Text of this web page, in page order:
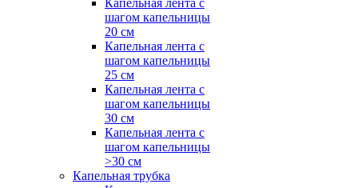
Капельная лента с
шагом капельницы
20 см
Капельная лента с
шагом капельницы
25 см
Капельная лента с
шагом капельницы
30 см
Капельная лента с
шагом капельницы
>30 см
Капельная трубка